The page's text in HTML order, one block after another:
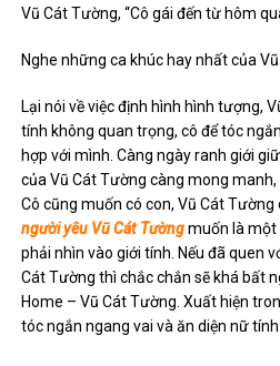
Vũ Cát Tường, “Cô gái đến từ hôm
Nghe những ca khúc hay nhất của
Lại nói về việc định hình hình tượng,
tính không quan trọng, cô để tóc
hợp với mình. Càng ngày ranh giới
của Vũ Cát Tường càng mong manh,
Cô cũng muốn có con, Vũ Cát
người yêu Vũ Cát Tườngmuốn là một
phải nhìn vào giới tính. Nếu đã quen
Cát Tường thì chắc chắn sẽ khá bất
Home – Vũ Cát Tường. Xuất hiện
tóc ngắn ngang vai và ăn diện nữ tính